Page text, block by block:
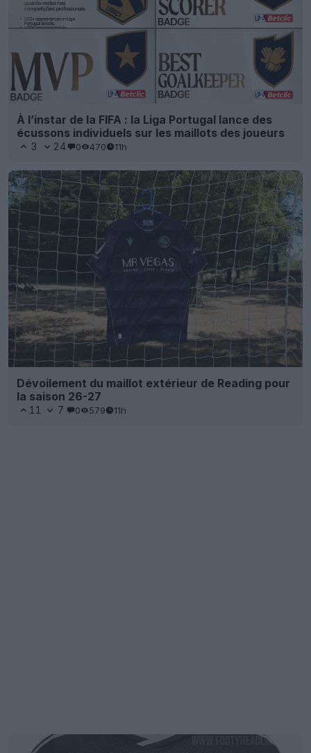
À l’instar de la FIFA : la Liga Portugal lance des
écussons individuels sur les maillots des joueurs
3 24 0 470 11h
Dévoilement du maillot extérieur de Reading pour
la saison 26-27
11 7 0 579 11h